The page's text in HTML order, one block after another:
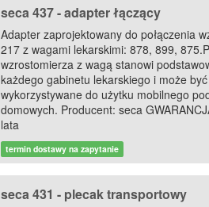
seca 437 - adapter łączący
Adapter zaprojektowany do połączenia
217 z wagami lekarskimi: 878, 899,
wzrostomierza z wagą stanowi
każdego gabinetu lekarskiego i może
wykorzystywane do użytku mobilnego
domowych. Producent: seca
lata
termin dostawy na zapytanie
seca 431 - plecak transportowy